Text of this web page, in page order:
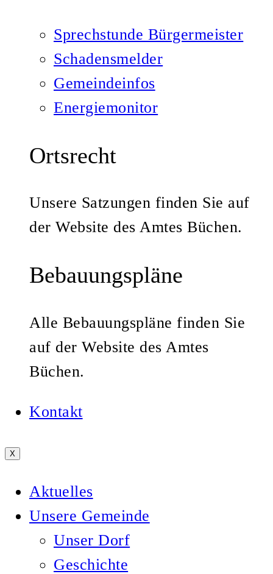
Sprechstunde Bürgermeister
Schadensmelder
Gemeindeinfos
Energiemonitor
Ortsrecht
Unsere Satzungen finden Sie auf
der Website des Amtes Büchen.
Bebauungspläne
Alle Bebauungspläne finden Sie
auf der Website des Amtes
Büchen.
Kontakt
X
Aktuelles
Unsere Gemeinde
Unser Dorf
Geschichte